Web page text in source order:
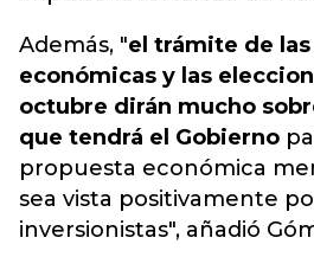
Además, "el trámite de
económicas y las
octubre dirán mucho
que tendrá el Gobierno
propuesta económica
sea vista positivamente
inversionistas", añadió